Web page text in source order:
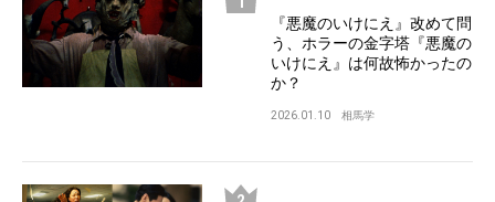
『悪魔のいけにえ』改めて問
う、ホラーの金字塔『悪魔の
いけにえ』は何故怖かったの
か？
2026.01.10 相馬学